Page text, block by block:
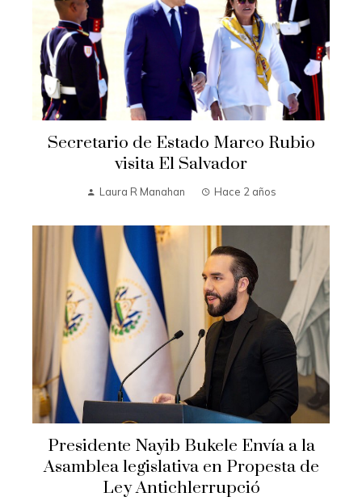
Secretario de Estado Marco Rubio
visita El Salvador
Laura R Manahan Hace 2 años
Presidente Nayib Bukele Envía a la
Asamblea legislativa en Propesta de
Ley Antichlerrupció